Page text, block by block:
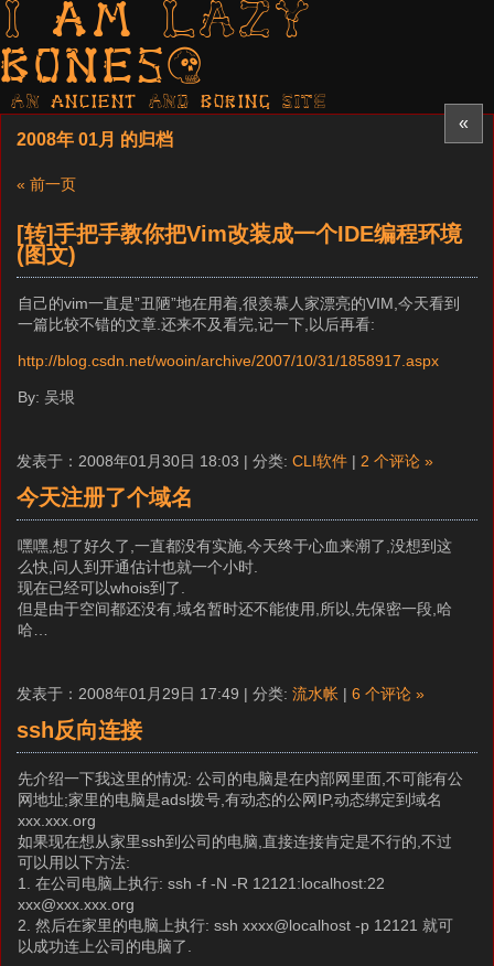
I am LAZY
bones?
AN ancient AND boring SITE
«
2008年 01月 的归档
« 前一页
[转]手把手教你把Vim改装成一个IDE编程环境
(图文)
自己的vim一直是”丑陋”地在用着,很羡慕人家漂亮的VIM,今天看到
一篇比较不错的文章.还来不及看完,记一下,以后再看:
http://blog.csdn.net/wooin/archive/2007/10/31/1858917.aspx
By: 吴垠
发表于：2008年01月30日 18:03 | 分类: CLI软件 | 2 个评论 »
今天注册了个域名
嘿嘿,想了好久了,一直都没有实施,今天终于心血来潮了,没想到这
么快,问人到开通估计也就一个小时.
现在已经可以whois到了.
但是由于空间都还没有,域名暂时还不能使用,所以,先保密一段,哈
哈…
发表于：2008年01月29日 17:49 | 分类: 流水帐 | 6 个评论 »
ssh反向连接
先介绍一下我这里的情况: 公司的电脑是在内部网里面,不可能有公
网地址;家里的电脑是adsl拨号,有动态的公网IP,动态绑定到域名
xxx.xxx.org
如果现在想从家里ssh到公司的电脑,直接连接肯定是不行的,不过
可以用以下方法:
1. 在公司电脑上执行: ssh -f -N -R 12121:localhost:22
xxx@xxx.xxx.org
2. 然后在家里的电脑上执行: ssh xxxx@localhost -p 12121 就可
以成功连上公司的电脑了.